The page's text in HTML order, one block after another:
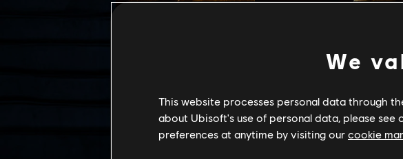
RICHTIGER NAME
Sanaa El Maktoub
27.
We
This website processes personal data through
about Ubisoft's use of personal data, please see
preferences at anytime by visiting our cookie